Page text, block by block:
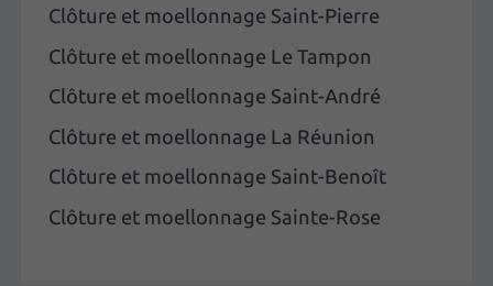
Clôture et moellonnage Saint-Pierre
Clôture et moellonnage Le Tampon
Clôture et moellonnage Saint-André
Clôture et moellonnage La Réunion
Clôture et moellonnage Saint-Benoît
Clôture et moellonnage Sainte-Rose